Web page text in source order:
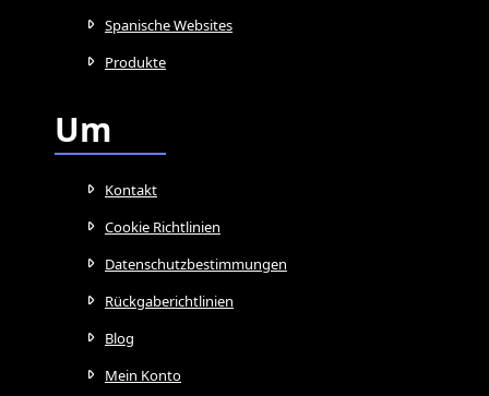
Spanische Websites
Produkte
Um
Kontakt
Cookie Richtlinien
Datenschutzbestimmungen
Rückgaberichtlinien
Blog
Mein Konto